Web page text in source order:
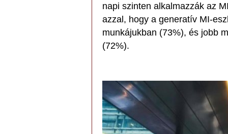
napi szinten alkalmazzák az
azzal, hogy a generatív MI-
munkájukban (73%), és jobb
(72%).